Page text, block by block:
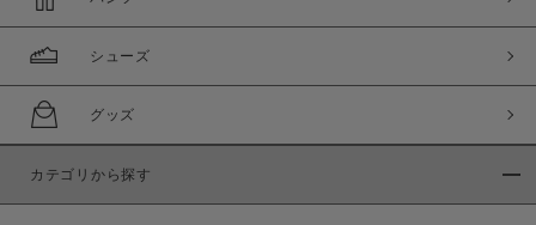
シューズ
グッズ
カテゴリから探す